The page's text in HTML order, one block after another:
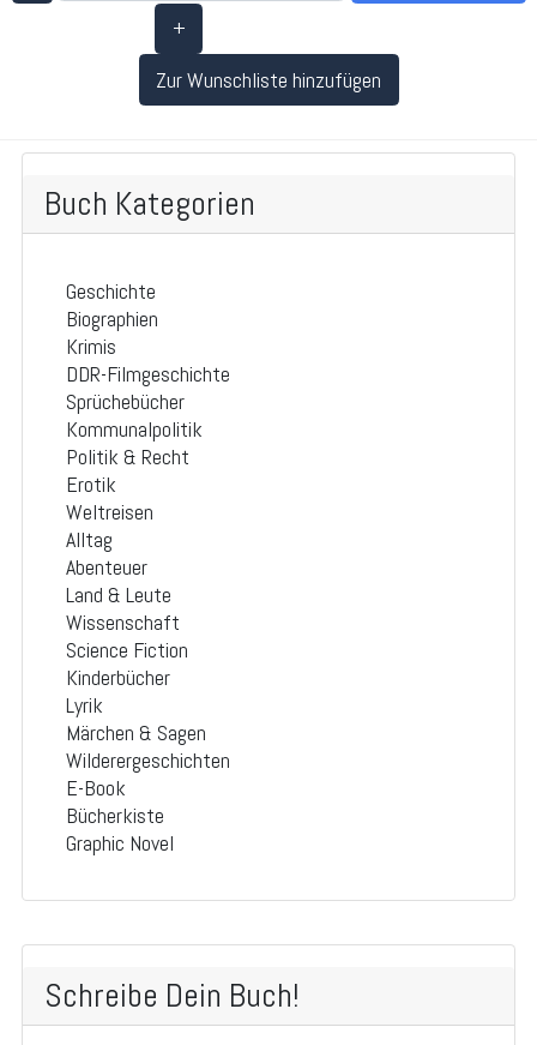
+
Zur Wunschliste hinzufügen
Buch Kategorien
Geschichte
Biographien
Krimis
DDR-Filmgeschichte
Sprüchebücher
Kommunalpolitik
Politik & Recht
Erotik
Weltreisen
Alltag
Abenteuer
Land & Leute
Wissenschaft
Science Fiction
Kinderbücher
Lyrik
Märchen & Sagen
Wilderergeschichten
E-Book
Bücherkiste
Graphic Novel
Schreibe Dein Buch!